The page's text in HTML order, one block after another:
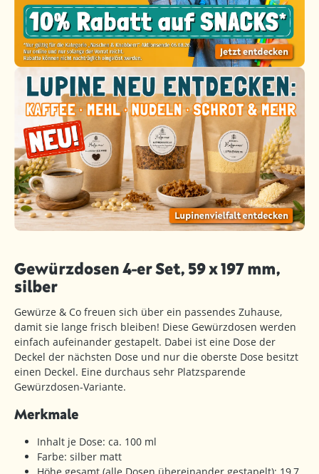
Gewürzdosen 4-er Set, 59 x 197 mm,
silber
Gewürze & Co freuen sich über ein passendes Zuhause,
damit sie lange frisch bleiben! Diese Gewürzdosen werden
einfach aufeinander gestapelt. Dabei ist eine Dose der
Deckel der nächsten Dose und nur die oberste Dose besitzt
einen Deckel. Eine durchaus sehr Platzsparende
Gewürzdosen-Variante.
Merkmale
Inhalt je Dose: ca. 100 ml
Farbe: silber matt